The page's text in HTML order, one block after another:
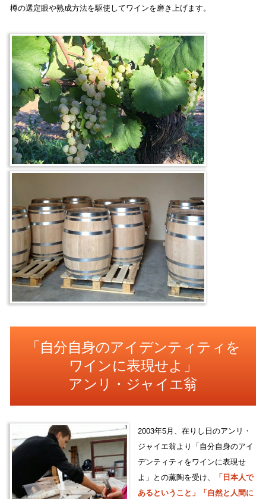
樽の選定眼や熟成方法を駆使してワインを磨き上げます。
「自分自身のアイデンティティを
ワインに表現せよ」
アンリ・ジャイエ翁
2003年5月、在りし日のアンリ・
ジャイエ翁より「自分自身のアイ
デンティティをワインに表現せ
よ」との薫陶を受け、
「日本人で
あるということ」「自然と人間に